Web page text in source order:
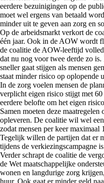
eerdere bezuinigingen op de
moet wel ergens van betaald
minder uit te geven aan zorg en
Op de arbeidsmarkt verkort de
één jaar. Ook in de AOW wordt
de coalitie de AOW-leeftijd
dat nu nog voor twee derde zo
sneller gaat stijgen als mensen
staat minder risico op oplopende
In de zorg voelen mensen de
verplicht eigen risico stijgt met
eerdere belofte om het eigen
Samen moeten deze
opleveren. De coalitie wil wel
zodat mensen per keer maximaal
Tegelijk willen de partijen dat er
tijdens de verkiezingscampagne
Verder schrapt de coalitie de
de Wet maatschappelijke
wonen en langdurige zorg
huur. Ook gaat er minder geld